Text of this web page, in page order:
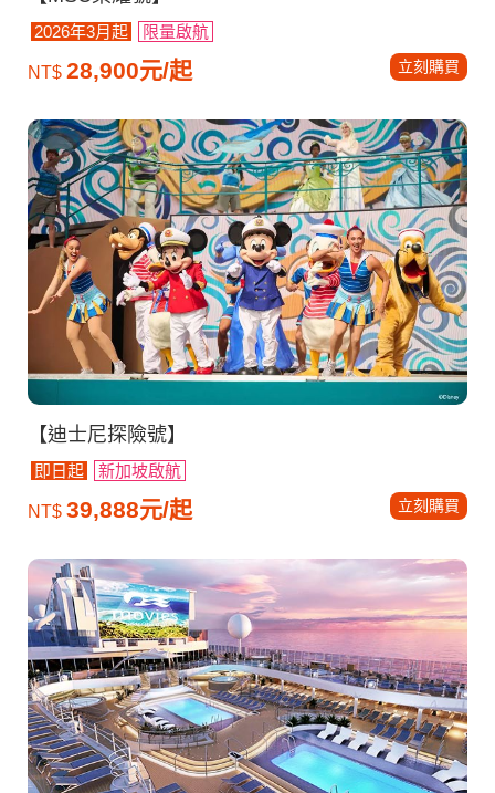
2026年3月起 限量啟航
NT$ 28,900元/起 立刻購買
【迪士尼探險號】
即日起 新加坡啟航
NT$ 39,888元/起 立刻購買